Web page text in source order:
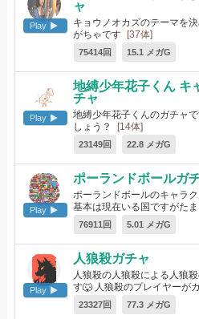
Play
ャ
キョウノオカズのテーマを
がちゃです
[37体]
75414回 15.1 メガG
Play
地縛少年花子くん キ
チャ
地縛少年花子くんのガチャ
しょう？
[14体]
23149回 22.8 メガG
Play
ポーランドボールガ
ポーランドボールのキャラク
基本は現在いる国ですがた
76911回 5.01 メガG
Play
人狼殺ガチャ
人狼殺の人狼殺による人狼
す🐺 人狼殺のプレイヤーが
23327回 77.3 メガG